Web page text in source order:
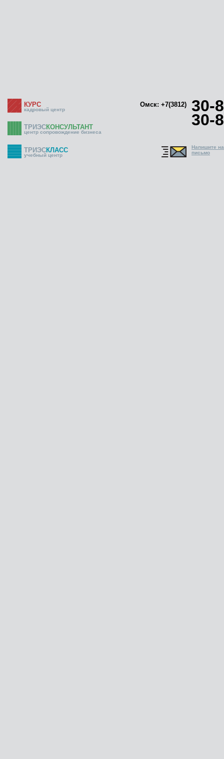
КУРС
кадровый центр
Омск: +7(3812) 30-
30-
ТРИЭСКОНСУЛЬТАНТ
центр сопровождение бизнеса
ТРИЭСКЛАСС
учебный центр
Напишите
письмо